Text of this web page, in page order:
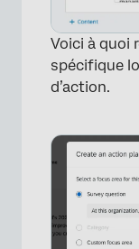
Voici à quoi
spécifique
d’action.